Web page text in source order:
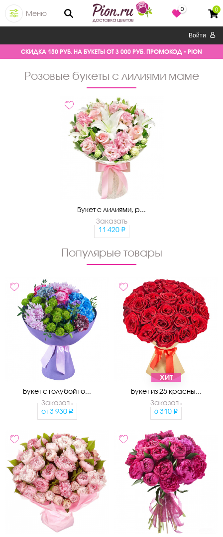
Меню
0 0
Войти
СКИДКА 150 РУБ. НА БУКЕТЫ ОТ 3 000 РУБ. ПРОМОКОД - PION
розовые букеты с лилиями маме
Букет с лилиями, р...
Заказать
11 420
Популярые товары
Букет с голубой го...
Заказать
от 3 930
ХИТ
Букет из 25 красны...
Заказать
6 310